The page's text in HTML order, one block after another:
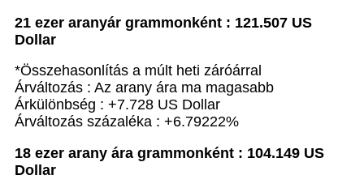
21 ezer aranyár grammonként : 121.507 US
Dollar
*Összehasonlítás a múlt heti záróárral
Árváltozás : Az arany ára ma magasabb
Árkülönbség : +7.728 US Dollar
Árváltozás százaléka : +6.79222%
18 ezer arany ára grammonként : 104.149 US
Dollar